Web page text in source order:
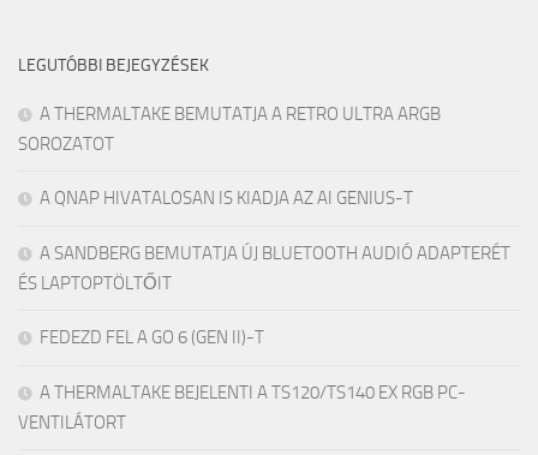
LEGUTÓBBI BEJEGYZÉSEK
A THERMALTAKE BEMUTATJA A RETRO ULTRA ARGB
SOROZATOT
A QNAP HIVATALOSAN IS KIADJA AZ AI GENIUS-T
A SANDBERG BEMUTATJA ÚJ BLUETOOTH AUDIÓ ADAPTERÉT
ÉS LAPTOPTÖLTŐIT
FEDEZD FEL A GO 6 (GEN II)-T
A THERMALTAKE BEJELENTI A TS120/TS140 EX RGB PC-
VENTILÁTORT